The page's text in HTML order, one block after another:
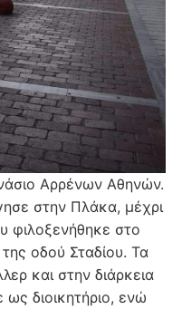
Αρρένων Αθηνών.
στην Πλάκα, μέχρι
φιλοξενήθηκε στο
οδού Σταδίου. Τα
και στην διάρκεια
διοικητήριο, ενώ